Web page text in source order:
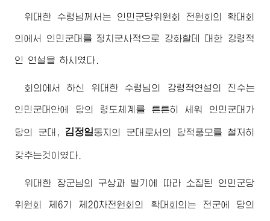
위대한 수령님 께서는 인민군당위원회 전원회의 확대회
의에서 인민군대를 정치군사적으로 강화할데 대한 강령적
인 연설을 하시였다.
회의에서 하신 위대한 수령님의 강령적연설의 진수는
인민군대안에 당의 령도체계를 튼튼히 세워 인민군대가
당의 군대, 김정일동지 의 군대로서의 당적풍모를 철저히
갖추는것이였다.
위대한 장군님 의 구상과 발기에 따라 소집된 인민군당
위원회 제6기 제20차전원회의 확대회의는 전군에 당의